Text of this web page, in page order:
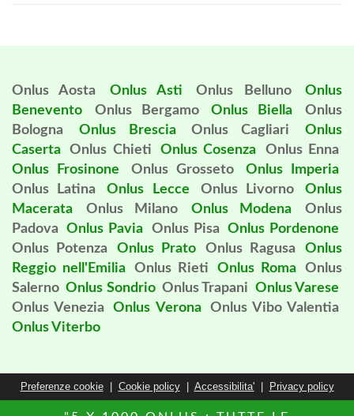
Onlus Aosta Onlus Asti Onlus Belluno
Onlus
Benevento
Onlus Bergamo Onlus Biella
Onlus
Bologna
Onlus Brescia Onlus Cagliari
Onlus
Caserta
Onlus Chieti Onlus Cosenza
Onlus Enna
Onlus Frosinone
Onlus Grosseto
Onlus Imperia
Onlus Latina
Onlus Lecce Onlus Livorno
Onlus
Macerata
Onlus Milano Onlus Modena
Onlus
Padova
Onlus Pavia Onlus Pisa
Onlus Pordenone
Onlus Potenza
Onlus Prato Onlus Ragusa
Onlus
Reggio nell'Emilia
Onlus Rieti Onlus Roma
Onlus
Salerno Onlus Sondrio Onlus Trapani Onlus Varese
Onlus Venezia
Onlus Verona
Onlus Vibo Valentia
Onlus Viterbo
Preferenze cookie| Cookie policy| Accessibilita'| Privacy policy